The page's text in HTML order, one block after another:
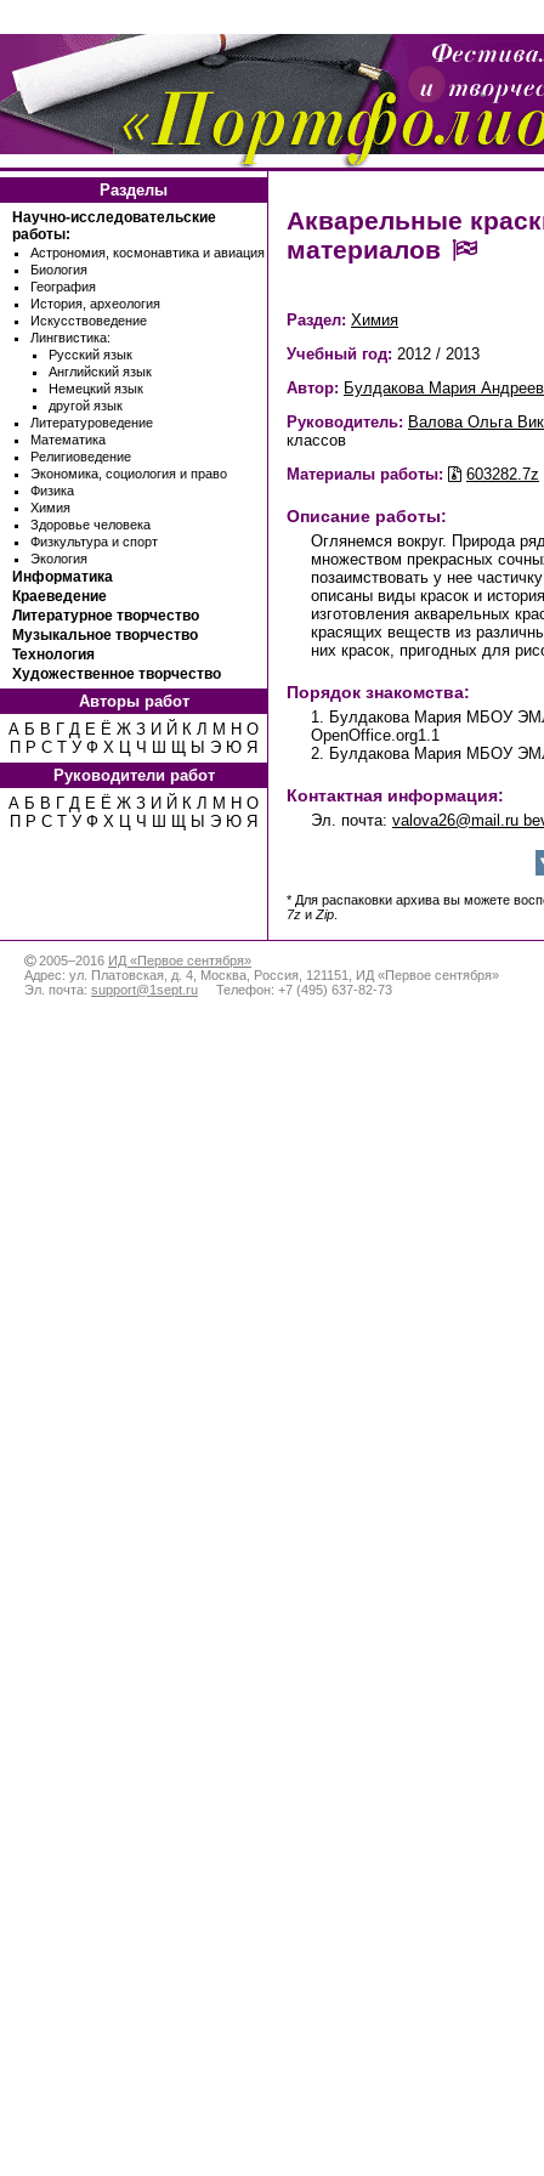
Разделы
Научно-исследовательские
работы:
Астрономия, космонавтика и авиация
Биология
География
История, археология
Искусствоведение
Лингвистика:
Русский язык
Английский язык
Немецкий язык
другой язык
Литературоведение
Математика
Религиоведение
Экономика, социология и право
Физика
Химия
Здоровье человека
Физкультура и спорт
Экология
Информатика
Краеведение
Литературное творчество
Музыкальное творчество
Технология
Художественное творчество
Авторы работ
А Б В Г Д Е Ё Ж З И Й К Л М Н О
П Р С Т У Ф Х Ц Ч Ш Щ Ы Э Ю Я
Руководители работ
А Б В Г Д Е Ё Ж З И Й К Л М Н О
П Р С Т У Ф Х Ц Ч Ш Щ Ы Э Ю Я
Акварельные
материалов
Раздел: Химия
Учебный год: 2012 / 2013
Автор: Булдакова Мария
Руководитель: Валова Ольга
классов
Материалы работы:
603282.7z
Описание работы:
Оглянемся вокруг. Природа
множеством прекрасных
позаимствовать у нее
описаны виды красок и
изготовления акварельных
красящих веществ из
них красок, пригодных для
Порядок знакомства:
1. Булдакова Мария МБОУ
OpenOffice.org1.1
2. Булдакова Мария МБОУ
Контактная информация:
Эл. почта: valova26@mail.ru
* Для распаковки архива вы можете
7z иZip.
2005–2016 ИД «Первое сентября»
Адрес: ул. Платовская, д. 4 Москва Россия 121151
ИД «Первое сентября»
Эл. почта: support@1sept.ru Телефон: +7 (495) 637-82-73